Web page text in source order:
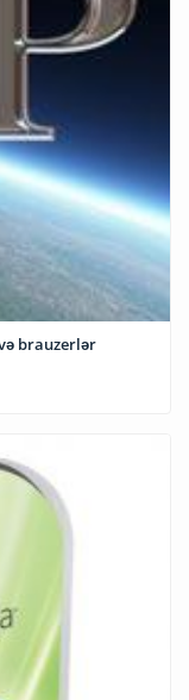
brauzerlər